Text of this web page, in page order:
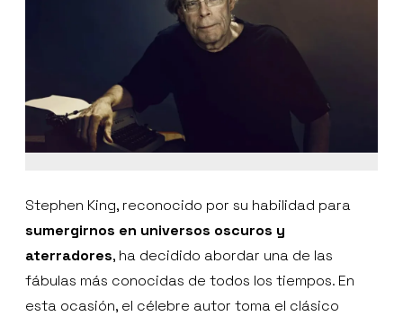
Stephen King, reconocido por su habilidad para
sumergirnos en universos oscuros y
aterradores, ha decidido abordar una de las
fábulas más conocidas de todos los tiempos. En
esta ocasión, el célebre autor toma el clásico